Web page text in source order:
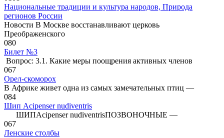
Национальные традиции и культура народов, Природа
регионов России
Новости В Москве восстанавливают церковь
Преображенского
080
Билет №3
Вопрос: 3.1. Какие меры поощрения активных членов
067
Орел-скоморох
В Африке живет одна из самых замечательных птиц —
084
Шип Acipenser nudiventris
ШИПAcipenser nudiventrisПОЗВОНОЧНЫЕ —
067
Ленские столбы